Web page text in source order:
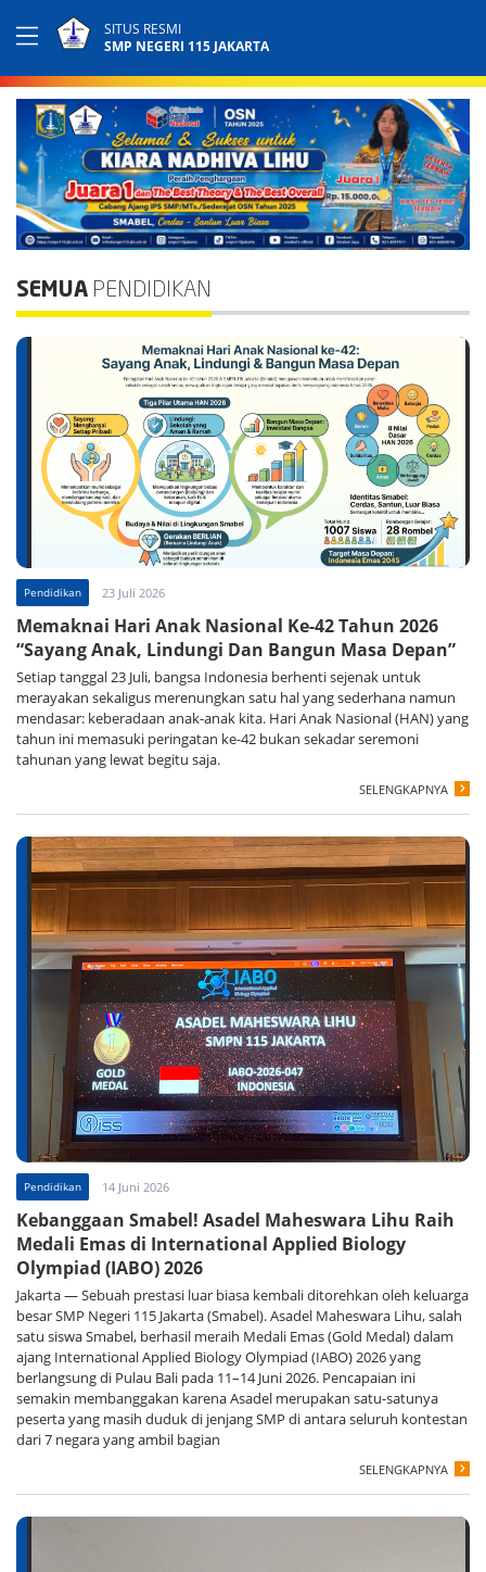
SITUS RESMI
SMP NEGERI 115 JAKARTA
SEMUA PENDIDIKAN
Pendidikan 23 Juli 2026
Memaknai Hari Anak Nasional Ke-42 Tahun 2026
“Sayang Anak, Lindungi Dan Bangun Masa Depan”
Setiap tanggal 23 Juli, bangsa Indonesia berhenti sejenak untuk
merayakan sekaligus merenungkan satu hal yang sederhana namun
mendasar: keberadaan anak-anak kita. Hari Anak Nasional (HAN) yang
tahun ini memasuki peringatan ke-42 bukan sekadar seremoni
tahunan yang lewat begitu saja.
SELENGKAPNYA
Pendidikan 14 Juni 2026
Kebanggaan Smabel! Asadel Maheswara Lihu Raih
Medali Emas di International Applied Biology
Olympiad (IABO) 2026
Jakarta — Sebuah prestasi luar biasa kembali ditorehkan oleh keluarga
besar SMP Negeri 115 Jakarta (Smabel). Asadel Maheswara Lihu, salah
satu siswa Smabel, berhasil meraih Medali Emas (Gold Medal) dalam
ajang International Applied Biology Olympiad (IABO) 2026 yang
berlangsung di Pulau Bali pada 11–14 Juni 2026. Pencapaian ini
semakin membanggakan karena Asadel merupakan satu-satunya
peserta yang masih duduk di jenjang SMP di antara seluruh kontestan
dari 7 negara yang ambil bagian
SELENGKAPNYA